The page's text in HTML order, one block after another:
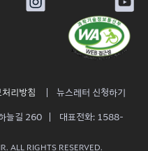
리방침
뉴스레터 신청하기
늘길 260
대표전화: 1588-
ALL RIGHTS RESERVED.